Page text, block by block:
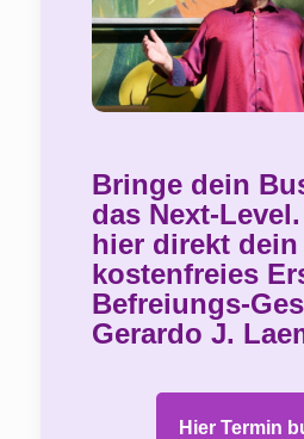
Bringe dein
das Next-
hier direkt dein
kostenfreies
Befreiungs-
Gerardo J.
Hier Termin